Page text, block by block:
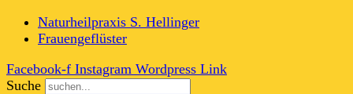
Naturheilpraxis S. Hellinger
Frauengeflüster
Facebook-f Instagram Wordpress Link
Suche